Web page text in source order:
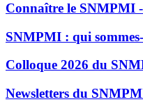
Connaître le SNMPMI
SNMPMI : qui
Colloque 2026 du
Newsletters du